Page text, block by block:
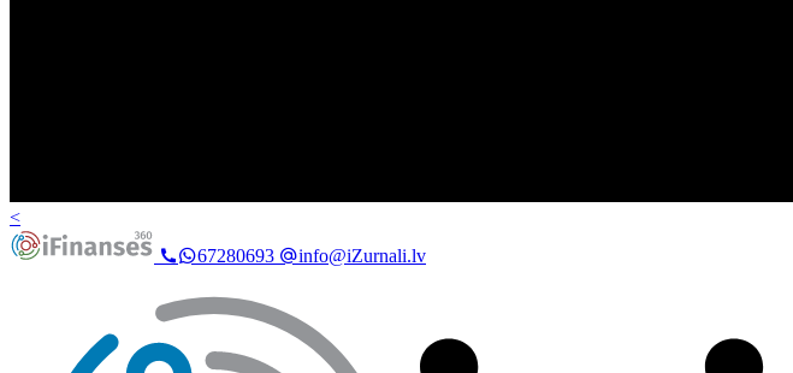
<
67280693
info@iZurnali.lv